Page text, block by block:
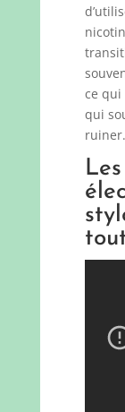
ce qui
qui
ruiner.